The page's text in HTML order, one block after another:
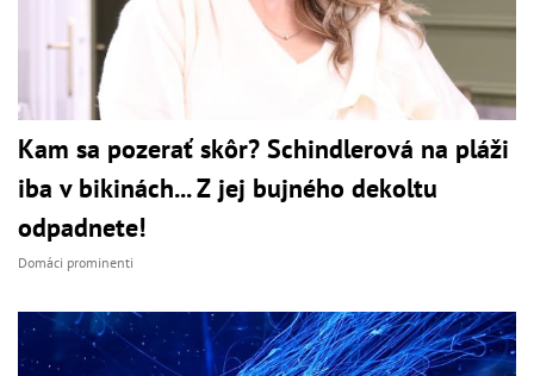
Kam sa pozerať skôr? Schindlerová na pláži
iba v bikinách... Z jej bujného dekoltu
odpadnete!
Domáci prominenti